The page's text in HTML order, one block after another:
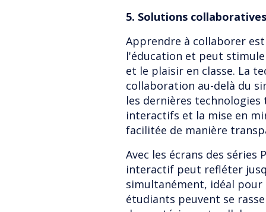
5. Solutions collaboratives
Apprendre à collaborer
l'éducation et peut
et le plaisir en classe. La
collaboration au-delà du
les dernières
interactifs et la mise en
facilitée de manière
Avec les écrans des séries
interactif peut refléter
simultanément, idéal
étudiants peuvent se